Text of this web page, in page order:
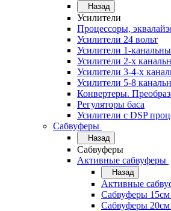
Назад
Усилители
Процессоры,
Усилители 24 вольт
Усилители 1-
Усилители 2-х
Усилители 3-4-х
Усилители 5-8
Конвертеры.
Регуляторы баса
Усилители с DSP
Сабвуферы
Назад
Сабвуферы
Активные сабвуферы
Назад
Активные
Сабвуферы
Сабвуферы